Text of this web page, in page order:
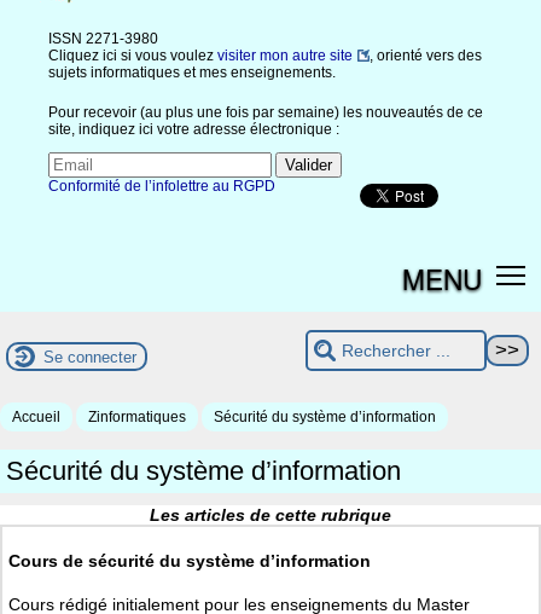
ISSN 2271-3980
Cliquez ici si vous voulez visiter mon autre site
, orienté vers des
sujets informatiques et mes enseignements.
Pour recevoir (au plus une fois par semaine) les nouveautés de ce
site, indiquez ici votre adresse électronique :
Conformité de l’infolettre au RGPD
MENU
Se connecter
Accueil Zinformatiques Sécurité du système d’information
Sécurité du système d’information
Les articles de cette rubrique
Cours de sécurité du système d’information
Cours rédigé initialement pour les enseignements du Master